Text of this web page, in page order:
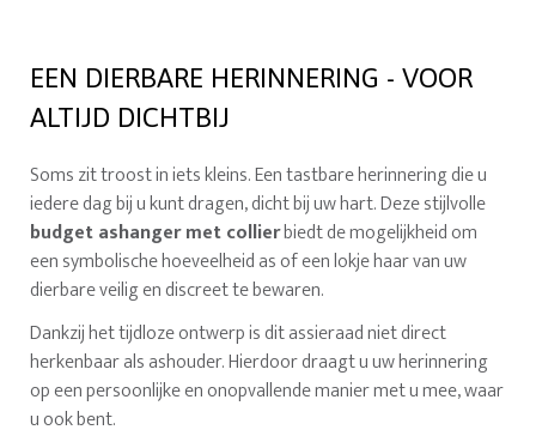
EEN DIERBARE HERINNERING - VOOR
ALTIJD DICHTBIJ
Soms zit troost in iets kleins. Een tastbare herinnering die u
iedere dag bij u kunt dragen, dicht bij uw hart. Deze stijlvolle
budget ashanger met collierbiedt de mogelijkheid om
een symbolische hoeveelheid as of een lokje haar van uw
dierbare veilig en discreet te bewaren.
Dankzij het tijdloze ontwerp is dit assieraad niet direct
herkenbaar als ashouder. Hierdoor draagt u uw herinnering
op een persoonlijke en onopvallende manier met u mee, waar
u ook bent.